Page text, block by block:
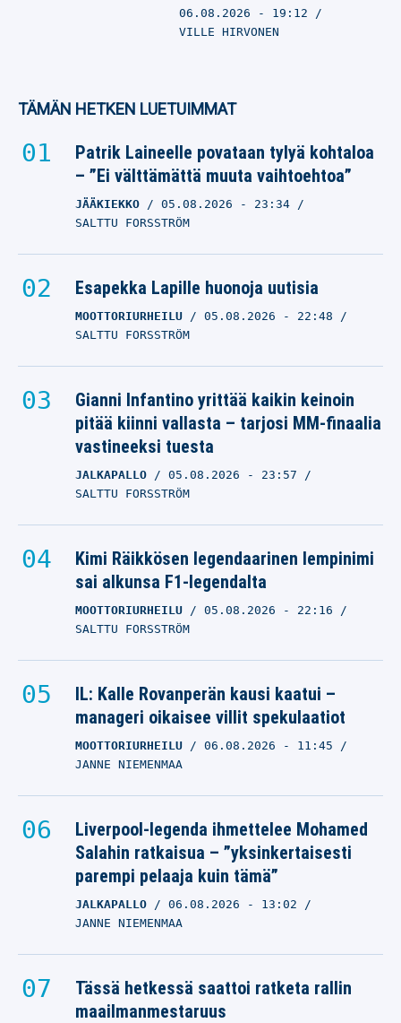
06.08.2026 - 19:12
VILLE HIRVONEN
TÄMÄN HETKEN LUETUIMMAT
Patrik Laineelle povataan tylyä kohtaloa
– ”Ei välttämättä muuta vaihtoehtoa”
JÄÄKIEKKO 05.08.2026 - 23:34
SALTTU FORSSTRÖM
Esapekka Lapille huonoja uutisia
MOOTTORIURHEILU 05.08.2026 - 22:48
SALTTU FORSSTRÖM
Gianni Infantino yrittää kaikin keinoin
pitää kiinni vallasta – tarjosi MM-finaalia
vastineeksi tuesta
JALKAPALLO 05.08.2026 - 23:57
SALTTU FORSSTRÖM
Kimi Räikkösen legendaarinen lempinimi
sai alkunsa F1-legendalta
MOOTTORIURHEILU 05.08.2026 - 22:16
SALTTU FORSSTRÖM
IL: Kalle Rovanperän kausi kaatui –
manageri oikaisee villit spekulaatiot
MOOTTORIURHEILU 06.08.2026 - 11:45
JANNE NIEMENMAA
Liverpool-legenda ihmettelee Mohamed
Salahin ratkaisua – ”yksinkertaisesti
parempi pelaaja kuin tämä”
JALKAPALLO 06.08.2026 - 13:02
JANNE NIEMENMAA
Tässä hetkessä saattoi ratketa rallin
maailmanmestaruus